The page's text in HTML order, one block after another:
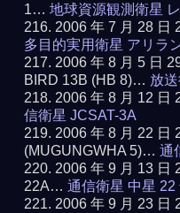
1…地球資源観測衛星
2006 年 7 月 28 日
多目的実用衛星 アリラ
2006 年 8 月 5 日
BIRD 13B (HB 8)… 放
2006 年 8 月 12
信衛星 JCSAT-3A
2006 年 8 月 22 日
(MUGUNGWHA 5)…通
2006 年 9 月 13 日
22A…通信衛星 中星 22
2006 年 9 月 23 日